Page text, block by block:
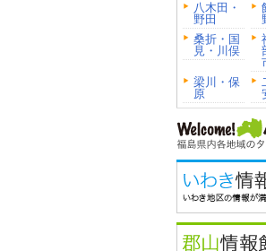
八木田・
野田
桑折・国
見・川俣
梁川・保
原